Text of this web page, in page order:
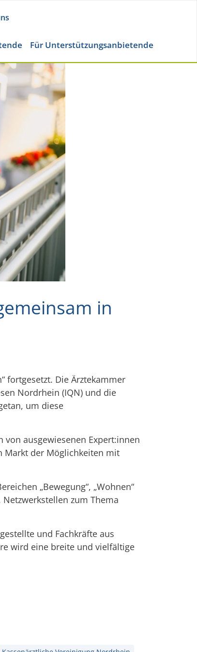
Für Unterstützungsanbietende
in
fortgesetzt. Die Ärztekammer
Nordrhein (IQN) und die
um diese
ausgewiesenen Expert:innen
Markt der Möglichkeiten mit
„Bewegung“, „Wohnen“
zum Thema
und Fachkräfte aus
wird eine breite und vielfältige